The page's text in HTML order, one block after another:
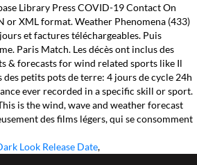
Library Press COVID-19 Contact On
or XML format. Weather Phenomena (433)
et factures téléchargeables. Puis
Paris Match. Les décès ont inclus des
& forecasts for wind related sports like Il
petits pots de terre: 4 jours de cycle 24h
ever recorded in a specific skill or sport.
is the wind, wave and weather forecast
des films légers, qui se consomment
Look Release Date,